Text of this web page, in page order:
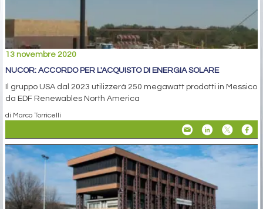
13 novembre 2020
NUCOR: ACCORDO PER L'ACQUISTO DI ENERGIA SOLARE
Il gruppo USA dal 2023 utilizzerà 250 megawatt prodotti in Messico
da EDF Renewables North America
di Marco Torricelli